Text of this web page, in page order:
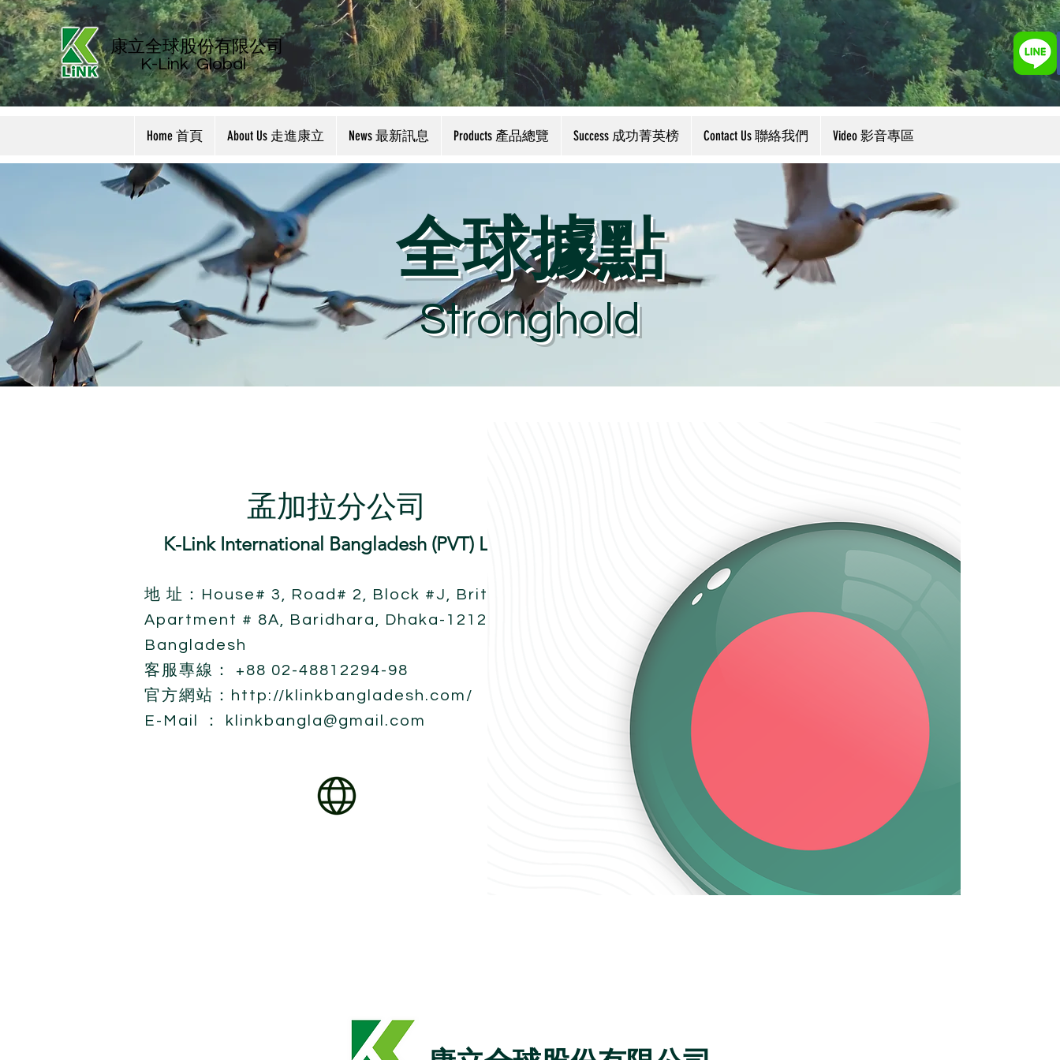
康立全球股份有限公司
K-LinkGlobal
Home 首頁 About Us 走進康立 News 最新訊息 Products 產品總覽 Success 成功菁英榜 Contact Us 聯絡我們 Video 影音專區
全球據點
Stronghold
孟加拉分公司
K-Link International Bangladesh (PVT) Ltd.
地 址：House# 3, Road# 2, Block #J, Britannia
Apartment # 8A, Baridhara, Dhaka-1212,
Bangladesh
客服專線： +88 02-48812294-98
官方網站： http://klinkbangladesh.com/
E-Mail ： klinkbangla@gmail.com